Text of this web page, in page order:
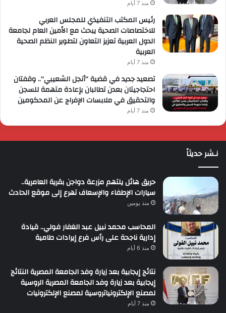
منذ 7 أيام
رئيس المكتب التنفيذي للمجلس العربي
للاختصاصات الصحية يبحث مع الأمين العام لجامعة
الدول العربية تعزيز التعاون لتطوير النظم الصحية
العربية
منذ 7 أيام
تصعيد جديد في قضية “أنجل الشعيبي”.. وقفتان
احتجاجيتان بعدن تطالبان بإعادة متهمة للسجن
والتحقيق في ملابسات الإفراج عن المحكومين
منذ 7 أيام
نـشر حديثاً
حريق هائل يلتهم مزرعة دواجن بقرية العامرية..
سيارات الإطفاء والإسعاف تهرع إلى موقع الحادث
منذ يومين
المحاسب محمد نبيل عبد الغفار فولي.. قيادة
إدارية ناجحة على رأس فرع إيرادات طامية
منذ 6 أيام
نتائج إيجابية بعد زيارة وفد الجامعة المصرية النتائج
إيجابية بعد زيارة وفد الجامعة المصرية الروسية
لمصنع الإلكترونياتروسية لمصنع الإلكترونيات
منذ 7 أيام